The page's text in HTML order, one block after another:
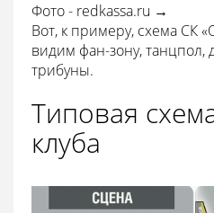
Фото - redkassa.ru →
Вот, к примеру, схема СК
видим фан-зону, танцпол,
трибуны.
Типовая
клуба